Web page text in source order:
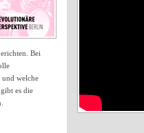
Bei
und welche
es die